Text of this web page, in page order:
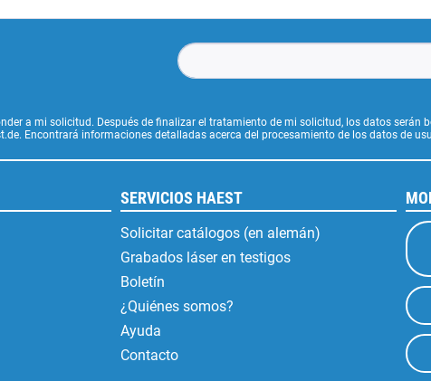
a mi solicitud. Después de finalizar el tratamiento de mi solicitud, los datos serán
Encontrará informaciones detalladas acerca del procesamiento de los datos de
SERVICIOS HAEST
Solicitar catálogos (en alemán)
Grabados láser en testigos
Boletín
¿Quiénes somos?
Ayuda
Contacto